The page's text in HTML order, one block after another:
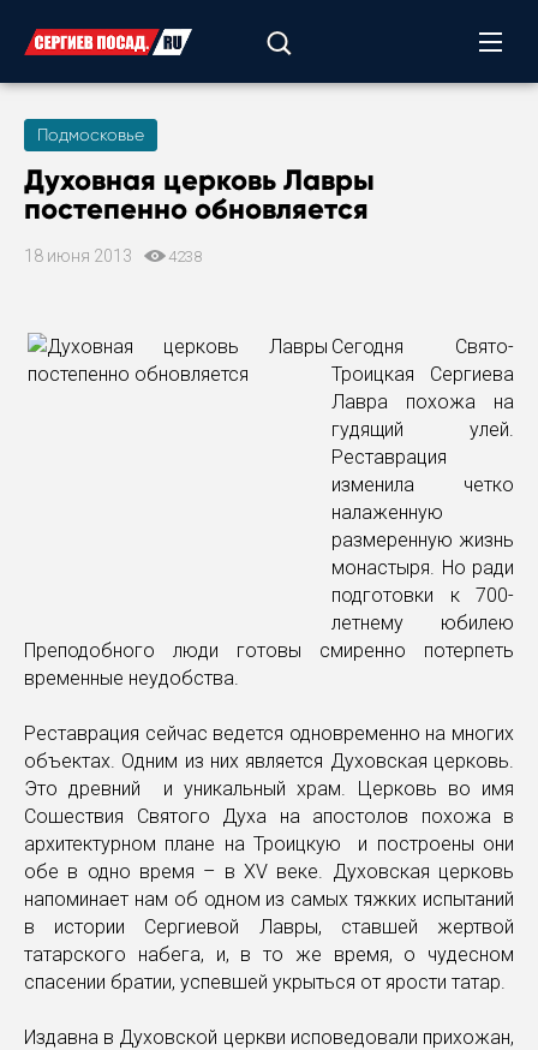
Подмосковье
Духовная церковь Лавры
постепенно обновляется
18 июня 2013 4238
Сегодня Свято-
Троицкая Сергиева
Лавра похожа на
гудящий улей.
Реставрация
изменила четко
налаженную
размеренную жизнь
монастыря. Но ради
подготовки к 700-
летнему юбилею
Преподобного люди готовы смиренно потерпеть
временные неудобства.
Реставрация сейчас ведется одновременно на многих
объектах. Одним из них является Духовская церковь.
Это древний и уникальный храм. Церковь во имя
Сошествия Святого Духа на апостолов похожа в
архитектурном плане на Троицкую и построены они
обе в одно время – в ХV веке. Духовская церковь
напоминает нам об одном из самых тяжких испытаний
в истории Сергиевой Лавры, ставшей жертвой
татарского набега, и, в то же время, о чудесном
спасении братии, успевшей укрыться от ярости татар.
Издавна в Духовской церкви исповедовали прихожан,